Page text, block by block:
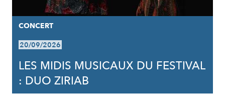
CONCERT
20/09/2026
LES MIDIS MUSICAUX DU FESTIVAL
: DUO ZIRIAB